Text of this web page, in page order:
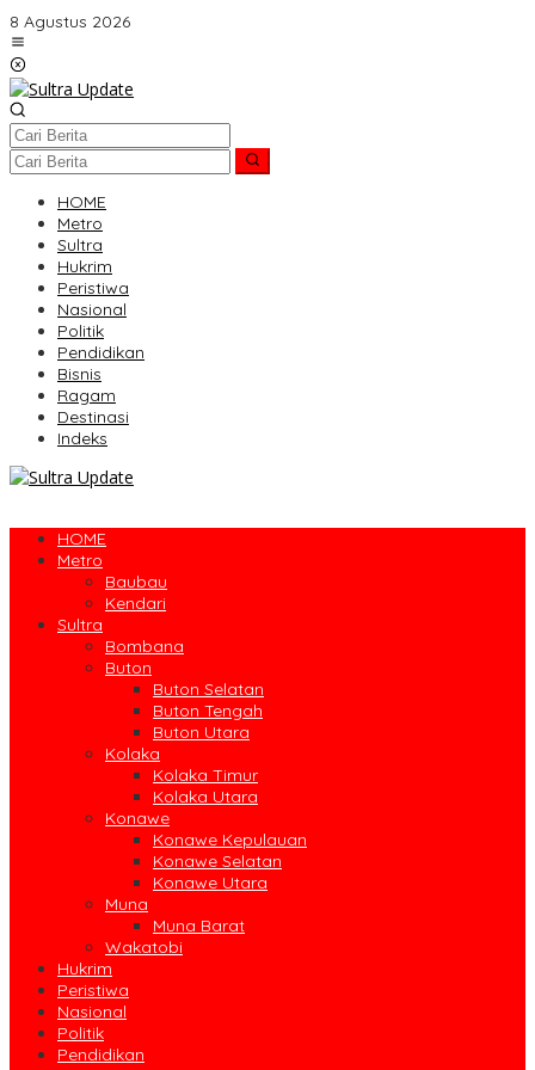
Lewati
ke
konten
8 Agustus 2026
HOME
Metro
Sultra
Hukrim
Peristiwa
Nasional
Politik
Pendidikan
Bisnis
Ragam
Destinasi
Indeks
HOME
Metro
Baubau
Kendari
Sultra
Bombana
Buton
Buton Selatan
Buton Tengah
Buton Utara
Kolaka
Kolaka Timur
Kolaka Utara
Konawe
Konawe Kepulauan
Konawe Selatan
Konawe Utara
Muna
Muna Barat
Wakatobi
Hukrim
Peristiwa
Nasional
Politik
Pendidikan